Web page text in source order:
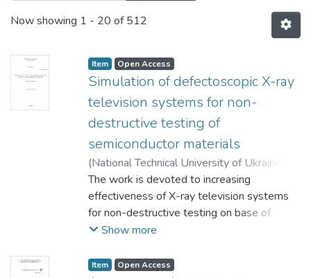
Now showing 1 - 20 of 512
Item Open Access
Simulation of defectoscopic X-ray
television systems for non-
destructive testing of
semiconductor materials
(National Technical University of Ukraine
“Igor Sikorsky Kyiv Polytechnic Institute”
2007)Slobodian, Nina;Denbnovetsky,
Stanislav
The work is devoted to increasing
effectiveness of X-ray television systems
for non-destructive testing on base of
selecting by simulation the most profitable
signal converter unit for testing of the
Show more
Item Open Access